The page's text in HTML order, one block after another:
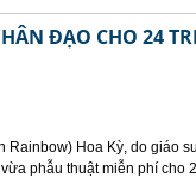
ĐẠO CHO 24
Hoa Kỳ, do giáo
phẫu thuật miễn phí cho